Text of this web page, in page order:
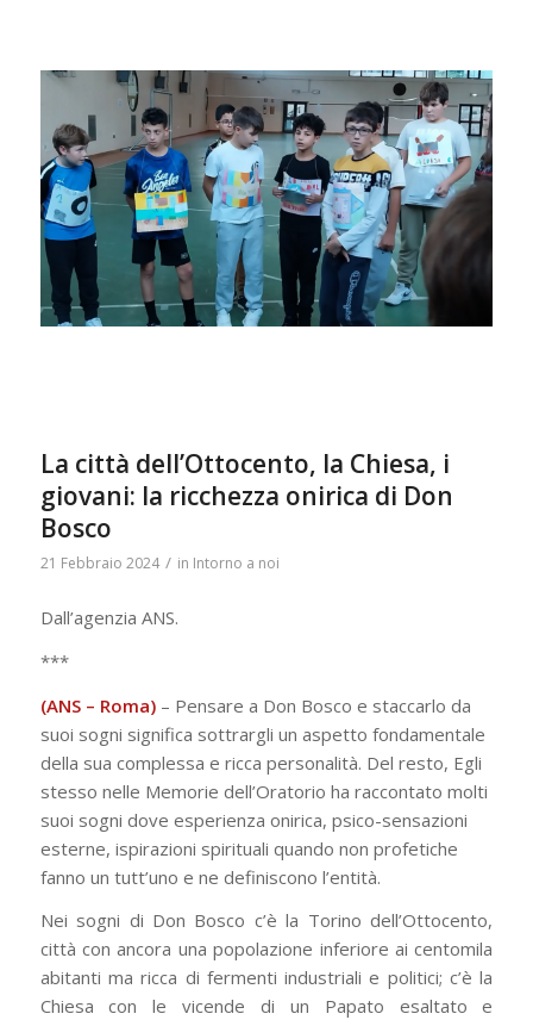
La città dell’Ottocento, la Chiesa, i
giovani: la ricchezza onirica di Don
Bosco
21 Febbraio 2024 / in Intorno a noi
Dall’agenzia ANS.
***
(ANS – Roma)– Pensare a Don Bosco e staccarlo da
suoi sogni significa sottrargli un aspetto fondamentale
della sua complessa e ricca personalità. Del resto, Egli
stesso nelle Memorie dell’Oratorio ha raccontato molti
suoi sogni dove esperienza onirica, psico-sensazioni
esterne, ispirazioni spirituali quando non profetiche
fanno un tutt’uno e ne definiscono l’entità.
Nei sogni di Don Bosco c’è la Torino dell’Ottocento,
città con ancora una popolazione inferiore ai centomila
abitanti ma ricca di fermenti industriali e politici; c’è la
Chiesa con le vicende di un Papato esaltato e